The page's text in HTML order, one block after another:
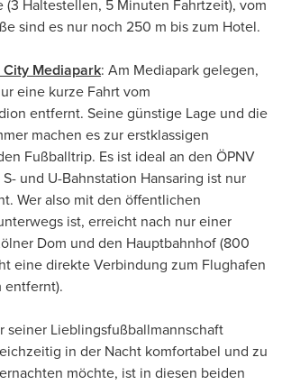
(3 Haltestellen, 5 Minuten Fahrtzeit), vom
sind es nur noch 250 m bis zum Hotel.
Mediapark: Am Mediapark gelegen,
eine kurze Fahrt vom
entfernt. Seine günstige Lage und die
machen es zur erstklassigen
Fußballtrip. Es ist ideal an den ÖPNV
und U-Bahnstation Hansaring ist nur
Wer also mit den öffentlichen
ist, erreicht nach nur einer
Dom und den Hauptbahnhof (800
eine direkte Verbindung zum Flughafen
entfernt).
seiner Lieblingsfußballmannschaft
in der Nacht komfortabel und zu
möchte, ist in diesen beiden